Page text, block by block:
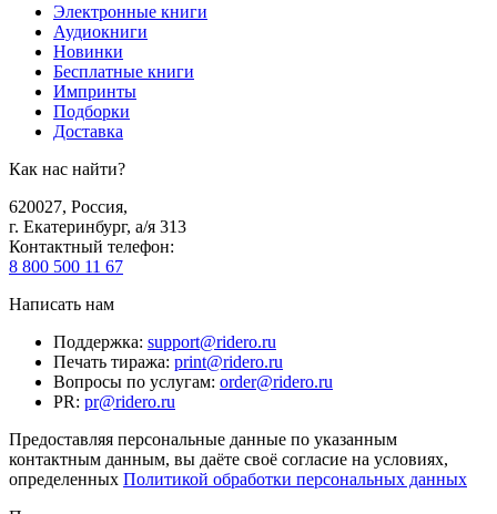
Электронные книги
Аудиокниги
Новинки
Бесплатные книги
Импринты
Подборки
Доставка
Как нас найти?
620027, Россия,
г. Екатеринбург, а/я 313
Контактный телефон:
8 800 500 11 67
Написать нам
Поддержка: support@ridero.ru
Печать тиража: print@ridero.ru
Вопросы по услугам: order@ridero.ru
PR: pr@ridero.ru
Предоставляя персональные данные по указанным
контактным данным, вы даёте своё согласие на условиях,
определенных Политикой обработки персональных данных